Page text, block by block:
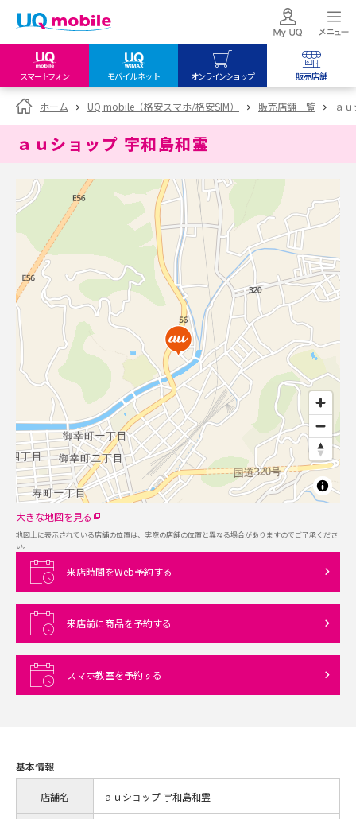
スマートフォン モバイルネット オンラインショップ 販売店舗
my UQ WiMAX
UQ WiMAX ご契約の方
My UQ mobile
UQ mobile
データチャージサイト
UQ mobile
オンラインショップ
UQ WiMAX
UQ mobile
販売店舗
UQ WiMAX
ホーム UQ mobile（格安スマホ/格安SIM） 販売店舗一覧 ａ
ａｕショップ 宇和島和霊
大きな地図を見る
地図上に表示されている店舗の位置は、実際の店舗の位置と異なる場合がありますのでご了承くださ
い。
来店時間をWeb予約する
来店前に商品を予約する
スマホ教室を予約する
基本情報
店舗名 ａｕショップ 宇和島和霊